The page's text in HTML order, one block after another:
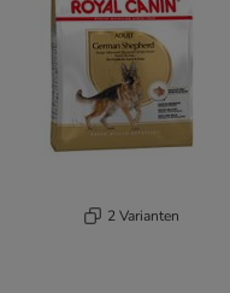
2 Varianten